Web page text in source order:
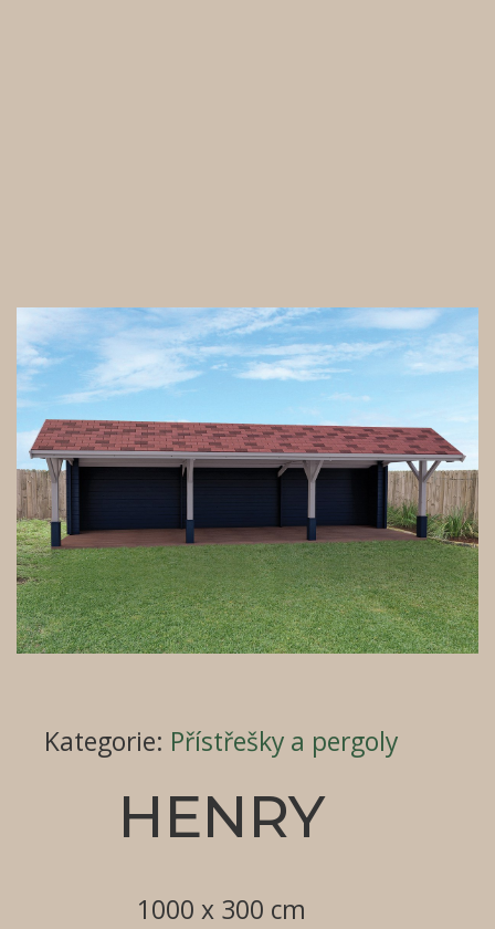
Kategorie: Přístřešky a pergoly
HENRY
1000 x 300 cm